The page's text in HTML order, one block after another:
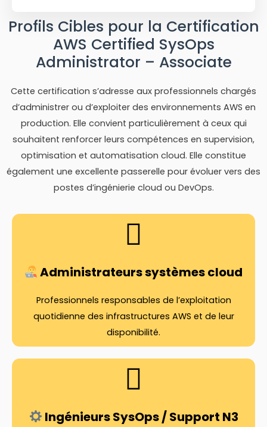
Profils Cibles pour la Certification
AWS Certified SysOps
Administrator – Associate
Cette certification s’adresse aux professionnels chargés
d’administrer ou d’exploiter des environnements AWS en
production. Elle convient particulièrement à ceux qui
souhaitent renforcer leurs compétences en supervision,
optimisation et automatisation cloud. Elle constitue
également une excellente passerelle pour évoluer vers des
postes d’ingénierie cloud ou DevOps.
Administrateurs systèmes cloud
Professionnels responsables de l’exploitation
quotidienne des infrastructures AWS et de leur
disponibilité.
Ingénieurs SysOps / Support N3